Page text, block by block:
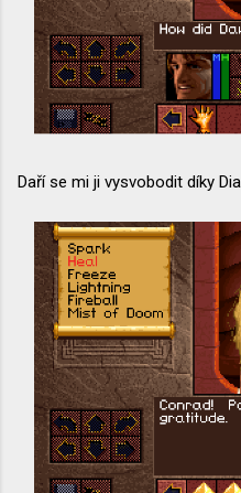
Daří se mi ji vysvobodit díky